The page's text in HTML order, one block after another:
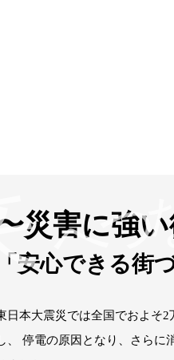
へつ
災害に強
「安心できる街
日本大震災では全国でおよそ2
、 停電の原因となり、さらに